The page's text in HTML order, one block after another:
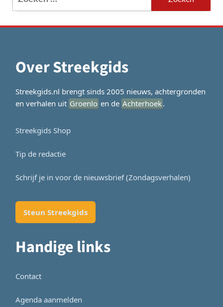
naar:
Over Streekgids
Streekgids.nl brengt sinds 2005 nieuws, achtergronden
en verhalen uit Groenlo en de Achterhoek.
Streekgids Shop
Tip de redactie
Schrijf je in voor de nieuwsbrief (Zondagsverhalen)
Steun Streekgids
Handige links
Contact
Agenda aanmelden